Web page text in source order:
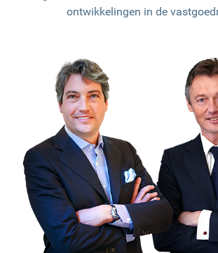
ontwikkelingen in de